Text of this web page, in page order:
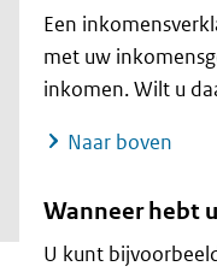
Een
met uw
inkomen. Wilt u
Naar boven
Wanneer hebt
U kunt